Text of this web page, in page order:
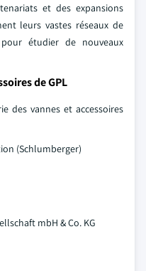
et des expansions
leurs vastes réseaux de
étudier de nouveaux
de GPL
des vannes et accessoires
(Schlumberger)
mbH & Co. KG